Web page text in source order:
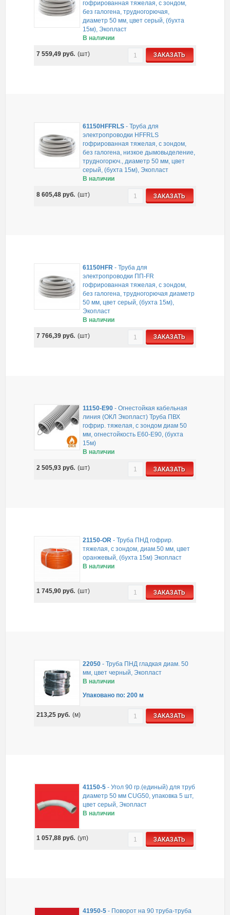
гофрированная тяжелая, с зондом,
без галогена, трудногорючая,
диаметр 50 мм, цвет серый, (бухта
15м), Экопласт
В наличии
7 559,49руб. (шт) ЗАКАЗАТЬ
61150HFFRLS -Труба для
электропроводки HFFRLS
гофрированная тяжелая, с зондом,
без галогена, низкое дымовыделение,
трудногорюч., диаметр 50 мм, цвет
серый, (бухта 15м), Экопласт
В наличии
8 605,48руб. (шт) ЗАКАЗАТЬ
61150HFR -Труба для
электропроводки ПП-FR
гофрированная тяжелая, с зондом,
без галогена, трудногорючая диаметр
50 мм, цвет серый, (бухта 15м),
Экопласт
В наличии
7 766,39руб. (шт) ЗАКАЗАТЬ
11150-E90 -Огнестойкая кабельная
линия (ОКЛ Экопласт) Труба ПВХ
гофрир. тяжелая, с зондом диам 50
мм, огнестойкость E60-E90, (бухта
15м)
В наличии
2 505,93руб. (шт) ЗАКАЗАТЬ
21150-OR -Труба ПНД гофрир.
тяжелая, с зондом, диам.50 мм, цвет
оранжевый, (бухта 15м) Экопласт
В наличии
1 745,90руб. (шт) ЗАКАЗАТЬ
22050 -Труба ПНД гладкая диам. 50
мм, цвет черный, Экопласт
В наличии
Упаковано по: 200 м
213,25руб. (м) ЗАКАЗАТЬ
41150-5 -Угол 90 гр.(единый) для труб
диаметр 50 мм CUG50, упаковка 5 шт,
цвет серый, Экопласт
В наличии
1 057,88руб. (уп) ЗАКАЗАТЬ
41950-5 - Поворот на 90 труба-труба